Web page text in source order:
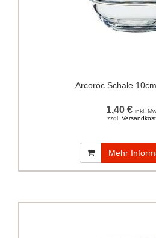
Arcoroc Schale
1,40 € inkl.
zzgl.
Mehr